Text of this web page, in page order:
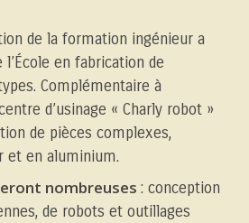
de la formation ingénieur a
en fabrication de
Complémentaire à
d’usinage « Charly robot »
de pièces complexes,
et en aluminium.
nombreuses : conception
de robots et outillages